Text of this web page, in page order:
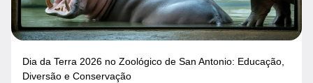
Dia da Terra 2026 no Zoológico de San Antonio: Educação,
Diversão e Conservação